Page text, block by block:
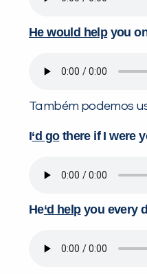
He would helpyou
Também podemos
I‘d gothere if I were
He‘d helpyou every